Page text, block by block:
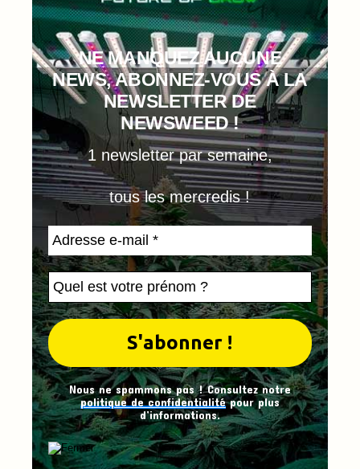
NE MANQUEZ AUCUNE
NEWS, ABONNEZ-VOUS À LA
NEWSLETTER DE
NEWSWEED !
1 newsletter par semaine,
tous les mercredis !
Nous ne spammons pas ! Consultez notre
politique de confidentialitépour plus
d’informations.